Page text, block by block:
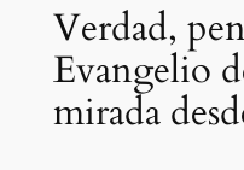
Verdad,
Evangelio
mirada